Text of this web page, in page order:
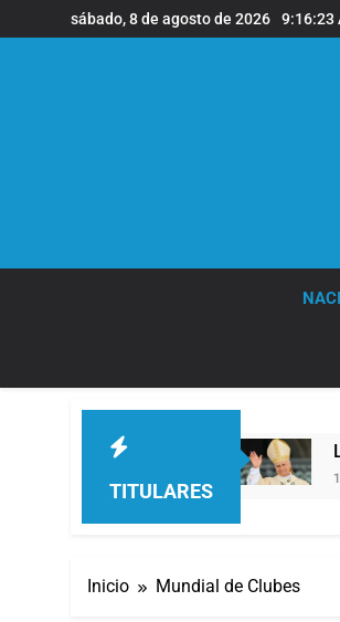
al
sábado, 8 de agosto de 2026 9:16:24
TITULARES
La Diócesis de
Inicio Mundial de Clubes